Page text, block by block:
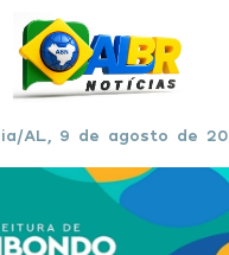
AL, 9 de agosto de